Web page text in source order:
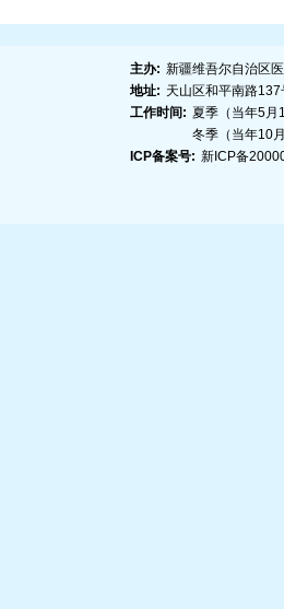
主办: 新疆维吾尔自治区
地址: 天山区和平南路137
工作时间: 夏季（当年5月
冬季（当年10
ICP备案号: 新ICP备